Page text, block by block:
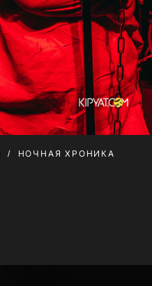
НОЧНАЯ ХРОНИКА